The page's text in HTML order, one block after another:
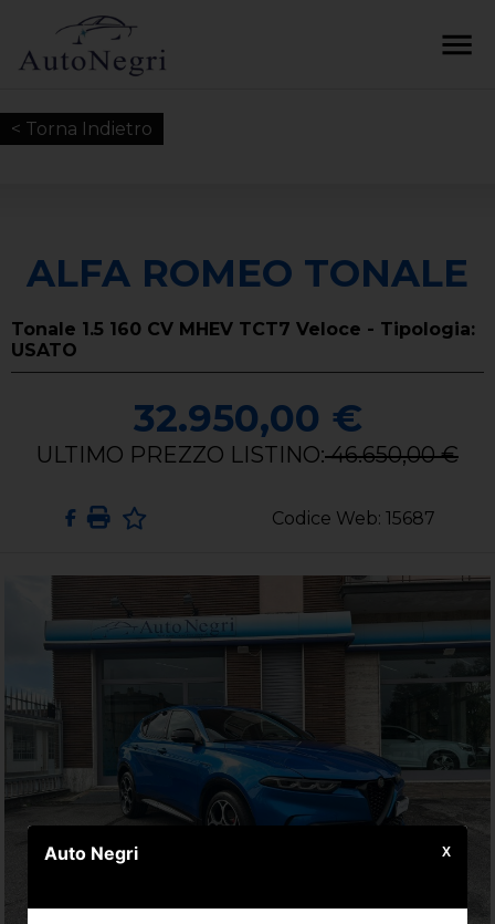
< Torna Indietro
Codice Web: 15687
ALFA ROMEO TONALE
Tonale 1.5 160 CV MHEV TCT7 Veloce - Tipologia:
USATO
32.950,00 €
ULTIMO PREZZO LISTINO:46.650,00 €
Auto Negri X